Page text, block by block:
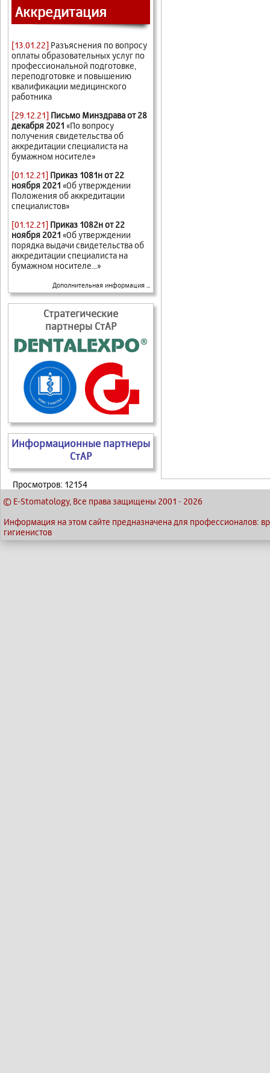
Аккредитация
[13.01.22] Разъяснения по вопросу
оплаты образовательных услуг по
профессиональной подготовке,
переподготовке и повышению
квалификации медицинского
работника
[29.12.21] Письмо Минздрава от 28
декабря 2021 «По вопросу
получения свидетельства об
аккредитации специалиста на
бумажном носителе»
[01.12.21] Приказ 1081н от 22
ноября 2021 «Об утверждении
Положения об аккредитации
специалистов»
[01.12.21] Приказ 1082н от 22
ноября 2021 «Об утверждении
порядка выдачи свидетельства об
аккредитации специалиста на
бумажном носителе...»
Дополнительная информация ...
Стратегические
партнеры СтАР
Информационные партнеры
СтАР
Просмотров: 12154
© E-Stomatology, Все права защищены 2001 - 2026
Информация на этом сайте предназначена для профессионалов:
гигиенистов